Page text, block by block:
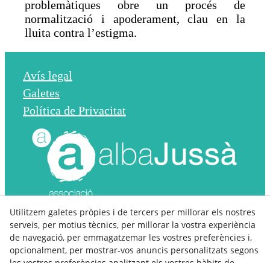
problemàtiques obre un procés de
normalització i apoderament, clau en la
lluita contra l’estigma.
Avís legal
Galetes
Política de Privacitat
Contacte Seu Alba Jussà:
c/Pau Casals 1 (Pl. Mossén Cassimir)
25620 – Tremp
Utilitzem galetes pròpies i de tercers per millorar els nostres
serveis, per motius tècnics, per millorar la vostra experiència
de navegació, per emmagatzemar les vostres preferències i,
opcionalment, per mostrar-vos anuncis personalitzats segons